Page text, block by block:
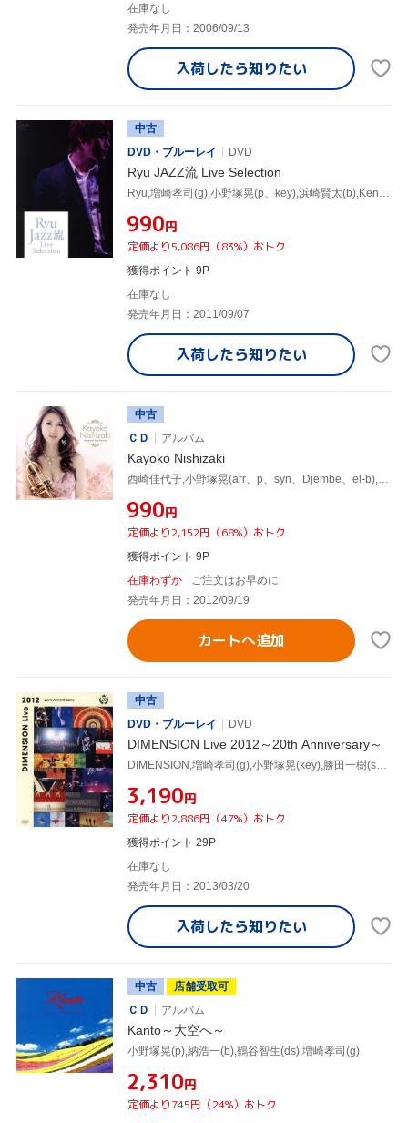
在庫なし
発売年月日：2006/09/13
入荷したら知りたい
中古
DVD・ブルーレイ
DVD
Ryu JAZZ流 Live Selection
¥990円
定価より5,086円（83%）おトク
獲得ポイント 9P
在庫なし
発売年月日：2011/09/07
入荷したら知りたい
中古
ＣＤ
アルバム
Kayoko Nishizaki
¥990円
定価より2,152円（68%）おトク
獲得ポイント 9P
在庫わずか
ご注文はお早めに
発売年月日：2012/09/19
カートへ追加
中古
DVD・ブルーレイ
DVD
DIMENSION Live 2012～20th Anniversary～
DIMENSION,増崎孝司(g),小野塚晃(key),勝田一樹(sax),則竹裕之(ds),川崎哲平(b)
¥3,190円
定価より2,886円（47%）おトク
獲得ポイント 29P
在庫なし
発売年月日：2013/03/20
入荷したら知りたい
中古
店舗受取可
ＣＤ
アルバム
Kanto～大空へ～
小野塚晃(p),納浩一(b),鶴谷智生(ds),増崎孝司(g)
¥2,310円
定価より745円（24%）おトク